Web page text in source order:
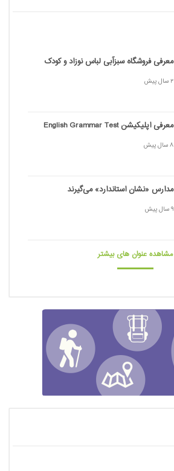
معرفی فروشگاه سبزآبی لباس نوزاد و کودک
2 سال پیش
معرفی اپلیکیشن English Grammar Test
8 سال پیش
مدارس «نشان استاندارد» می‌گیرند
9 سال پیش
مشاهده عنوان های بیشتر